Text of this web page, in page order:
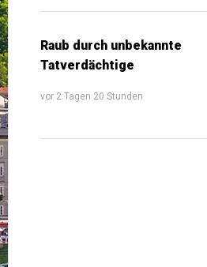
Raub durch unbekannte
Tatverdächtige
vor 2 Tagen 20 Stunden